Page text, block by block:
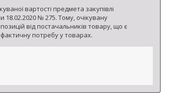
вартості предмета закупівлі
18.02.2020 № 275. Тому, очікувану
від постачальників товару, що є
потребу у товарах.